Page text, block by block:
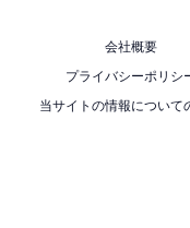
会社概要
プライバシーポリシ
当サイトの情報について